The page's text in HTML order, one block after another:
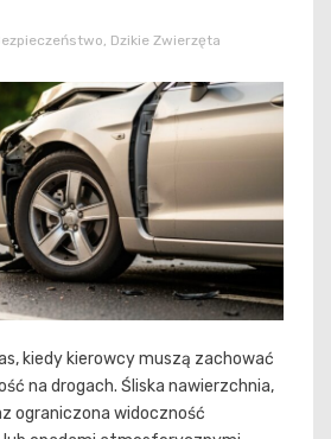
, Dzikie Zwierzęta
kiedy kierowcy muszą zachować
na drogach. Śliska nawierzchnia,
ograniczona widoczność